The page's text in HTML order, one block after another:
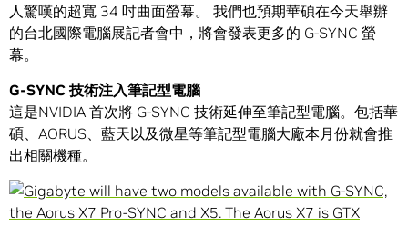
人驚嘆的超寬 34 吋曲面螢幕。 我們也預期華碩在今天舉辦
的台北國際電腦展記者會中，將會發表更多的 G-SYNC 螢
幕。
G-SYNC 技術注入筆記型電腦
這是NVIDIA 首次將 G-SYNC 技術延伸至筆記型電腦。包括華
碩、AORUS、藍天以及微星等筆記型電腦大廠本月份就會推
出相關機種。